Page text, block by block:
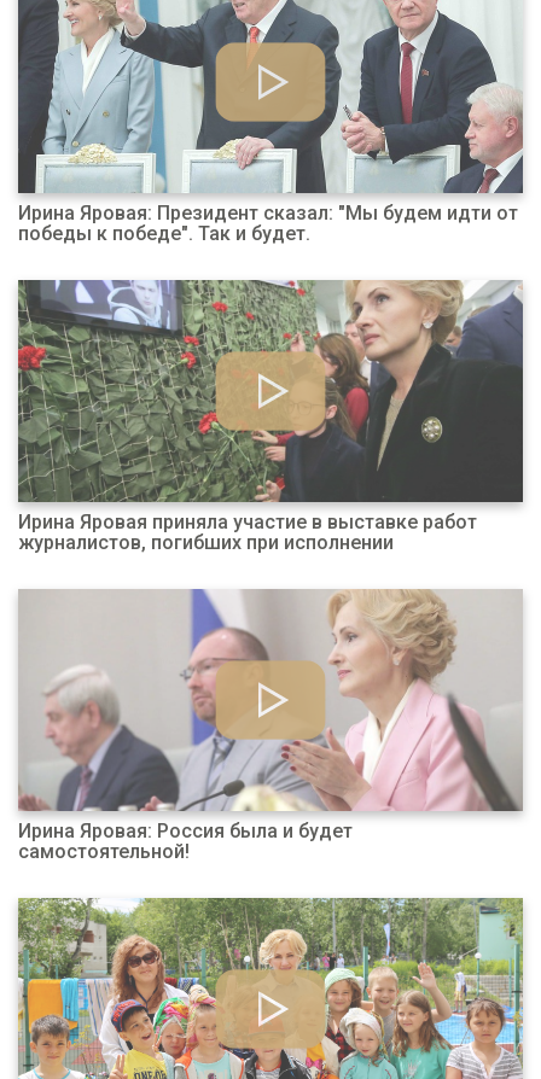
Ирина Яровая: Президент сказал: "Мы будем идти от
победы к победе". Так и будет.
Ирина Яровая приняла участие в выставке работ
журналистов, погибших при исполнении
Ирина Яровая: Россия была и будет
самостоятельной!